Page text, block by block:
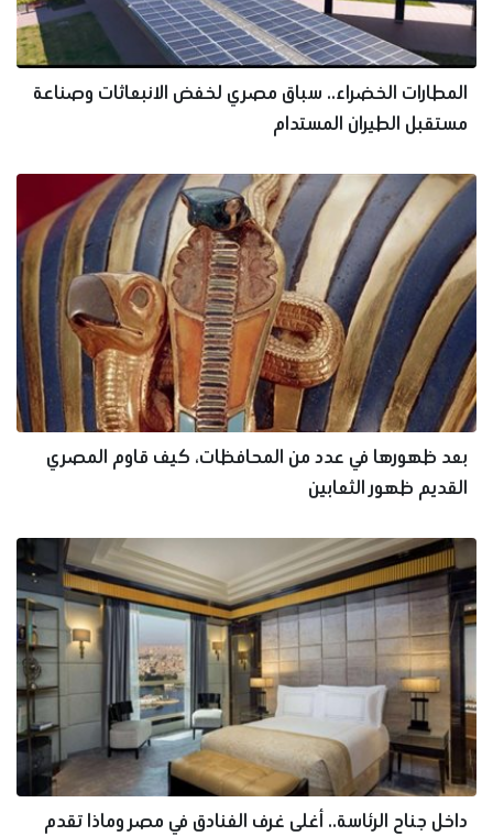
المطارات الخضراء.. سباق مصري لخفض الانبعاثات وصناعة
مستقبل الطيران المستدام
بعد ظهورها في عدد من المحافظات، كيف قاوم المصري
القديم ظهور الثعابين
داخل جناح الرئاسة.. أغلى غرف الفنادق في مصر وماذا تقدم